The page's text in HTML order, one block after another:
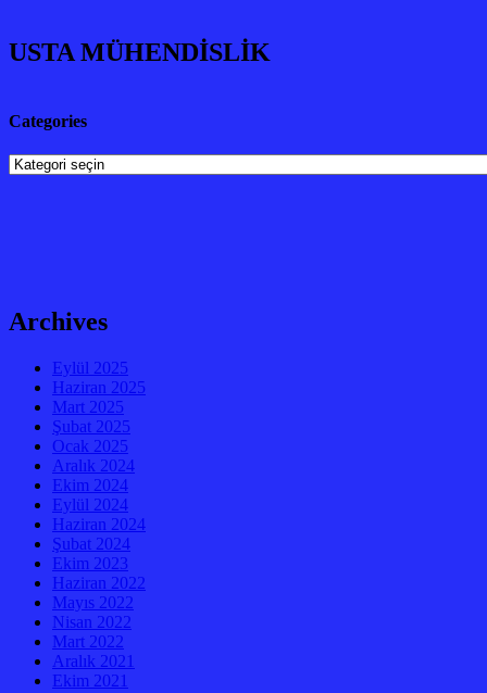
USTA MÜHENDİSLİK
Categories
Categories
Archives
Eylül 2025
Haziran 2025
Mart 2025
Şubat 2025
Ocak 2025
Aralık 2024
Ekim 2024
Eylül 2024
Haziran 2024
Şubat 2024
Ekim 2023
Haziran 2022
Mayıs 2022
Nisan 2022
Mart 2022
Aralık 2021
Ekim 2021